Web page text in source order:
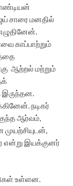
சாரை மனதில்
காப்பாற்றும்
ஆற்றல் மற்றும்
இருந்தன.
நடிகர்
ஆர்வம்,
முயற்சியுடன்,
என்று இயக்குனர்
உள்ளன.